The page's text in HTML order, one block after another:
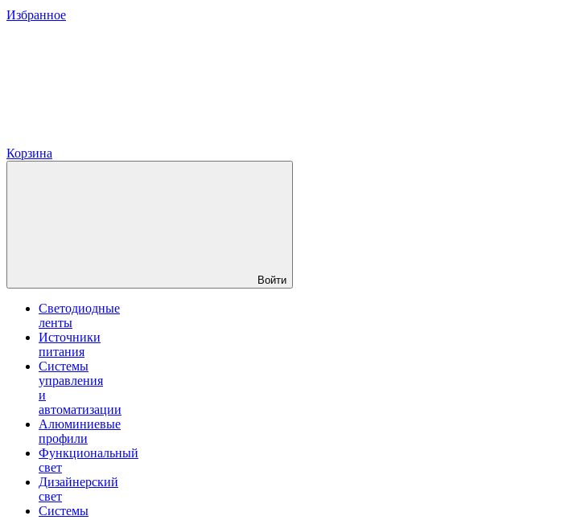
Избранное
Корзина
Войти
Светодиодные
ленты
Источники
питания
Системы
управления
и
автоматизации
Алюминиевые
профили
Функциональный
свет
Дизайнерский
свет
Системы